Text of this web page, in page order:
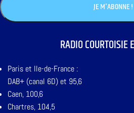
RADIO
Paris et Ile-de-France :
DAB+ (canal 6D) et 95,6
Caen, 100,6
Chartres, 104,5